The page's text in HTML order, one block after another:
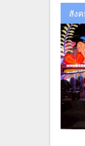
สัง